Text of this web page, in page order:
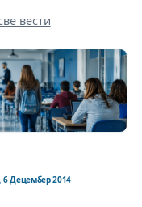
вести
6 Децембер 2014